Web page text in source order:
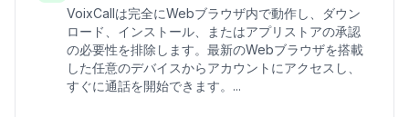
VoixCallは完全にWebブラウザ内で動作し、ダウン
ロード、インストール、またはアプリストアの承認
の必要性を排除します。最新のWebブラウザを搭載
した任意のデバイスからアカウントにアクセスし、
すぐに通話を開始できます。...